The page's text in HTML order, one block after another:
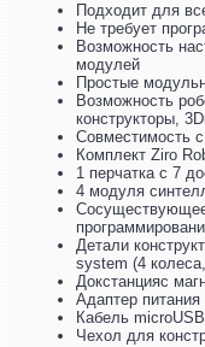
Подходит для
Не требует
Возможность
модулей
Простые
Возможность
конструкторы,
Совместимость
Комплект Ziro
1 перчатка с 7
4 модуля
Детали
system (4
Докстанцияс
Адаптер питания
Кабель
Чехол для